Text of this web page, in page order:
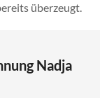
überzeugt.
Nadja